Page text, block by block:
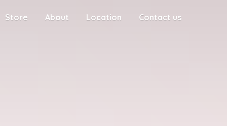
Store About Location Contact us